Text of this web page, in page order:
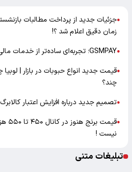
●جزئیات جدید از پرداخت مطالبات
زمان دقیق اعلام شد ؟!
●GSMPAY؛ تجربه‌ای ساده‌تر از خدمات مالی در مسیر دیجیتال
●قیمت جدید انواع حبوبات در بازار |
چند؟
●تصمیم جدید درباره افزایش اعتبار
●
نیست !
تبلیغات متنی